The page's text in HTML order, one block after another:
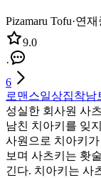
Pizamaru Tofu·연재
9.0
·
6
로맨스일상집착남
성실한 회사원 사
남친 치아키를 잊
사원으로 치아키
보며 사츠키는 홧
긴다. 치아키는 사